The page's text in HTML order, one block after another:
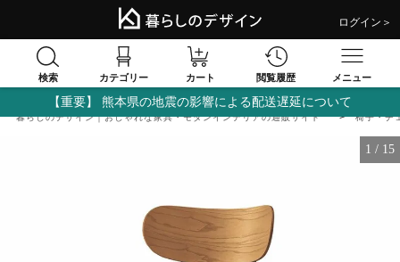
ログイン＞
検索 カテゴリー カート 閲覧履歴 メニュー
【重要】 熊本県の地震の影響による配送遅延について
暮らしのデザイン｜おしゃれな家具・モダンインテリアの通販サイト 椅子・チ
1 / 15